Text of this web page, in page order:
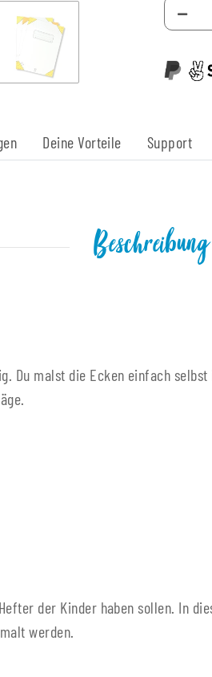
Deine Vorteile Support
Beschreibung
Du malst die Ecken einfach
der Kinder haben sollen. In
werden.